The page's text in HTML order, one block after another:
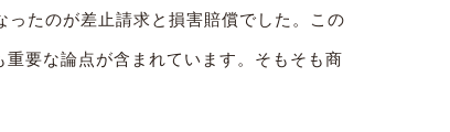
ったのが差止請求と損害賠償でした。この
要な論点が含まれています。そもそも商